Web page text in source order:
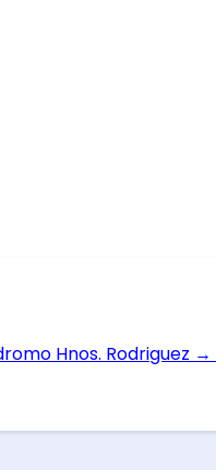
Hnos. Rodriguez →